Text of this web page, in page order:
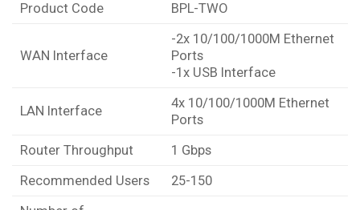
Product Code BPL-TWO
WAN Interface
-2x 10/100/1000M Ethernet
Ports
-1x USB Interface
LAN Interface
4x 10/100/1000M Ethernet
Ports
Router Throughput
1 Gbps
Recommended Users
25-150